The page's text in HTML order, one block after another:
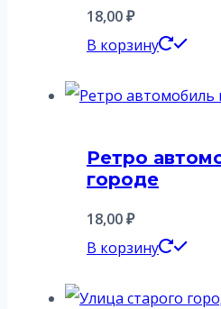
18,00₽
В корзину
Ретро
городе
18,00₽
В корзину